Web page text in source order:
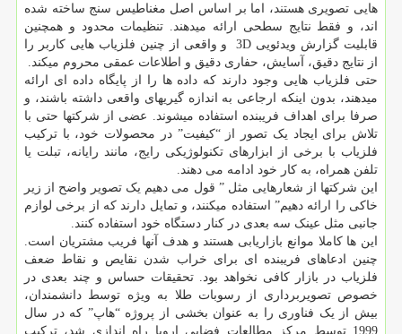
هایی تصویری هستند، اما بر اساس اصل مغناطیس سنج ساخته شده
اند، و فقط نتایج سطحی ارائه میدهند. تنظیمات محدود و همچنین
قابلیت گزارش ویدئویی 3D و واقعی از چنین فلزیاب هایی کاربر را
از نتایج دقیق، آسایش، حفاری دقیق و اطلاعات عمقی محروم میکند.
حتی فلزیاب هایی وجود دارند که داده ها را از پایگاه داده ای ارائه
میدهند، بدون اینکه ارجاعی به اندازه گیریهای واقعی داشته باشند، و
صرفا برای اهداف فریبنده استفاده میشوند. عضی از شرکتها حتی با
تلاش برای ایجاد یک تصور از “کیفیت” در محصولات خود، با ترکیب
فلزیاب با برخی از ابزارهای تکنولوژیکی رایج، مانند رایانه، تبلت یا
تلفن همراه، به کار خود ادامه می دهند.
این شرکتها از شعارهایی مثل ” قول می دهیم یک تصویر واضح از زیر
خاکی را ارائه دهیم” استفاده میکنند، و تمایل دارند که از برخی لوازم
جانبی مثل عینک سه بعدی در کنار دستگاه خود استفاده کنند.
این ها کاملا موانع بازاریابی هستند و هدف آنها فریب مشتریان است.
چنین ادعاهای فریبنده ای برای خراب شدن نقایص و نقاط ضعف
فلزیاب در بازار کافی نخواهد بود. تحقیقات حساس و چند بعدی در
خصوص تصویربرداری از رسوبات طلا به ویژه توسط دانشمندان،
بیش از یک فناوری را به عنوان بخشی از پروژه “هاپ” که در سال
1999 توسط مرکز مطالعات فضایی اروپا راه اندازی شد، ترکیب